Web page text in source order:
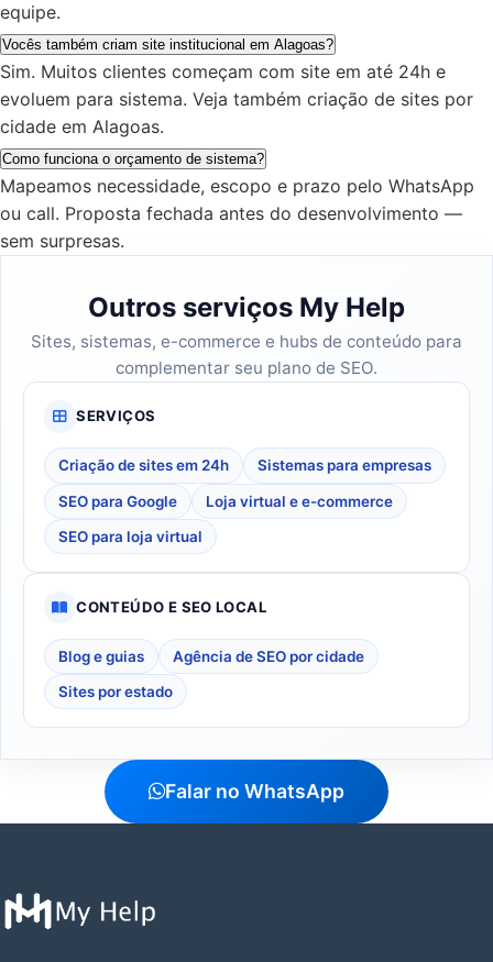
equipe.
Vocês também criam site institucional em Alagoas?
Sim. Muitos clientes começam com site em até 24h e
evoluem para sistema. Veja também criação de sites por
cidade em Alagoas.
Como funciona o orçamento de sistema?
Mapeamos necessidade, escopo e prazo pelo WhatsApp
ou call. Proposta fechada antes do desenvolvimento —
sem surpresas.
Outros serviços My Help
Sites, sistemas, e-commerce e hubs de conteúdo para
complementar seu plano de SEO.
SERVIÇOS
Criação de sites em 24h Sistemas para empresas
SEO para Google Loja virtual e e-commerce
SEO para loja virtual
CONTEÚDO E SEO LOCAL
Blog e guias Agência de SEO por cidade
Sites por estado
Falar no WhatsApp